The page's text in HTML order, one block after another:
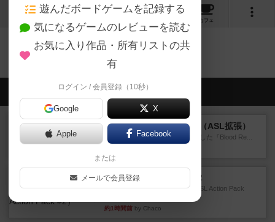
カフェ
火焔山のトップに戻る
会員の新しい投稿
レビュー
ブラッドリーフ：タラワ（ASL拡張）
1996年にHeat of Battle社が出版した『Blood Re...
ASL アクションパック#2
1999年にMMP社が出版した『ASL Action Pack
約1時間前 by Chaco
遊んだボードゲームを記録する
気になるゲームのレビューを読む
お気に入り作品・所有リストの共
有
ログイン / 会員登録（10秒）
Google X
Apple Facebook
または
メールで会員登録